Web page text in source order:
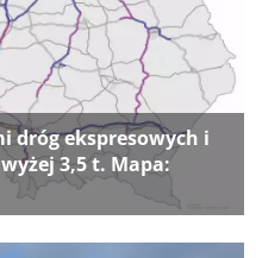
dróg ekspresowych i
3,5 t. Mapa: